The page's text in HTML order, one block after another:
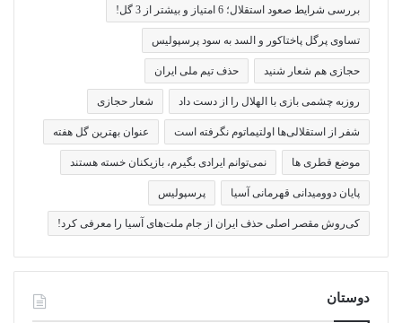
بررسی شرایط صعود استقلال؛ 6 امتیاز و بیشتر از 3 گل!
تساوی پرگل پاختاکور و السد به سود پرسپولیس
حجازی هم شعار شنید حذف تیم ملی ایران
روزبه چشمی بازی با الهلال را از دست داد شعار حجازی
شفر از استقلالی‌ها اولتیماتوم نگرفته است عنوان بهترین گل هفته
موضع قطری ها نمی‌توانم ایرادی بگیرم، بازیکنان خسته هستند
پایان دوومیدانی قهرمانی آسیا پرسپولیس
کی‌روش مقصر اصلی حذف ایران از جام ملت‌های آسیا را معرفی کرد!
دوستان